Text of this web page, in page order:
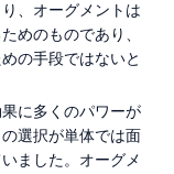
、オーグメントは
めのものであり、
の手段ではないと
に多くのパワーが
選択が単体では面
ました。オーグメ